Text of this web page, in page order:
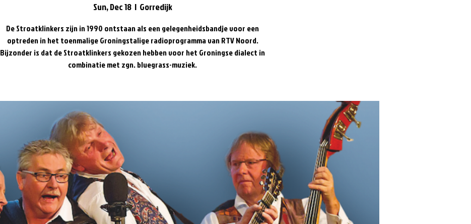
Sun, Dec 18
  |
Gorredijk
De Stroatklinkers zijn in 1990 ontstaan als een gelegenheidsbandje voor een
optreden in het toenmalige Groningstalige radioprogramma van RTV Noord.
Bijzonder is dat de Stroatklinkers gekozen hebben voor het Groningse dialect in
combinatie met zgn. bluegrass-muziek.